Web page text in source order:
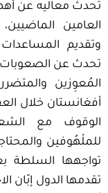
تحدث معاليه عن أهم
العامين
وتقديم المساعدات
تحدث عن الصعوبات
المُعوِزين
أفغانستان خلال
الوقوف مع
للملْهُوفين
تواجهها السلطة
تقدمها الدول إبّان